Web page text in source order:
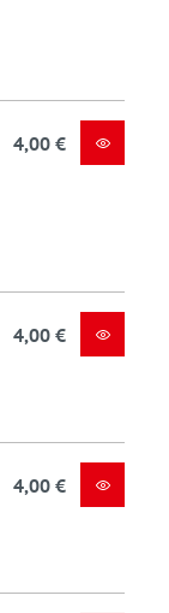
4,00 €
4,00 €
4,00 €